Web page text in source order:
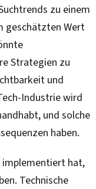
zu einem
geschätzten Wert
Strategien zu
und
Industrie wird
und solche
haben.
implementiert hat,
Technische